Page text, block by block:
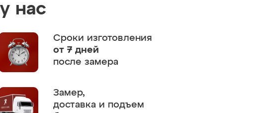
нас
Сроки изготовления
от 7 дней
после замера
Замер,
доставка и подъем